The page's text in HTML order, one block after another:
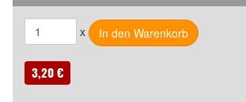
3-28-2, Fukawa, Asakita,
Hiroshima, Japan 739-1751
E-Mail: sales@en-vision.co.jp
Verantwortliche Person:
x
3,20 €